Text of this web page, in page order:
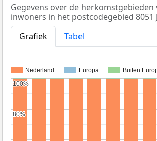
Gegevens over de herkomstgebieden
inwoners in het postcodegebied 8051
Grafiek
Tabel
Nederland Europa Buiten
80%
80%
100%
100%